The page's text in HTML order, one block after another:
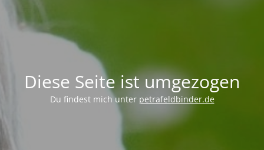
Diese Seite ist umgezogen
Du findest mich unter petrafeldbinder.de